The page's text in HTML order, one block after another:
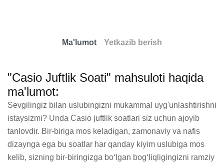
Ma'lumot Yetkazib berish
"Casio Juftlik Soati" mahsuloti haqida
ma'lumot:
Sevgilingiz bilan uslubingizni mukammal uyg'unlashtirishni
istaysizmi? Unda Casio juftlik soatlari siz uchun ajoyib
tanlovdir. Bir-biriga mos keladigan, zamonaviy va nafis
dizaynga ega bu soatlar har qanday kiyim uslubiga mos
kelib, sizning bir-biringizga bo‘lgan bog‘liqligingizni ramziy